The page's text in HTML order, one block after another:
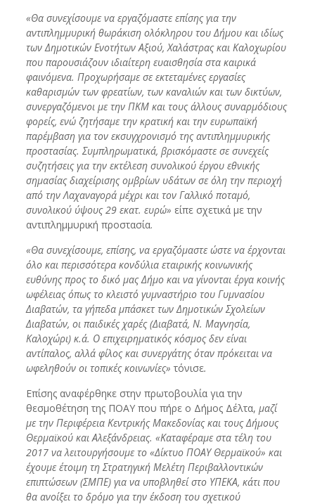
«Θα συνεχίσουμε να εργαζόμαστε επίσης για την
αντιπλημμυρική θωράκιση ολόκληρου του Δήμου και ιδίως
των Δημοτικών Ενοτήτων Αξιού, Χαλάστρας και Καλοχωρίου
που παρουσιάζουν ιδιαίτερη ευαισθησία στα καιρικά
φαινόμενα. Προχωρήσαμε σε εκτεταμένες εργασίες
καθαρισμών των φρεατίων, των καναλιών και των δικτύων,
συνεργαζόμενοι με την ΠΚΜ και τους άλλους συναρμόδιους
φορείς, ενώ ζητήσαμε την κρατική και την ευρωπαϊκή
παρέμβαση για τον εκσυγχρονισμό της αντιπλημμυρικής
προστασίας. Συμπληρωματικά, βρισκόμαστε σε συνεχείς
συζητήσεις για την εκτέλεση συνολικού έργου εθνικής
σημασίας διαχείρισης ομβρίων υδάτων σε όλη την περιοχή
από την Λαχαναγορά μέχρι και τον Γαλλικό ποταμό,
συνολικού ύψους 29 εκατ. ευρώ» είπε σχετικά με την
αντιπλημμυρική προστασία.
«Θα συνεχίσουμε, επίσης, να εργαζόμαστε ώστε να έρχονται
όλο και περισσότερα κονδύλια εταιρικής κοινωνικής
ευθύνης προς το δικό μας Δήμο και να γίνονται έργα κοινής
ωφέλειας όπως το κλειστό γυμναστήριο του Γυμνασίου
Διαβατών, τα γήπεδα μπάσκετ των Δημοτικών Σχολείων
Διαβατών, οι παιδικές χαρές (Διαβατά, Ν. Μαγνησία,
Καλοχώρι) κ.ά. Ο επιχειρηματικός κόσμος δεν είναι
αντίπαλος, αλλά φίλος και συνεργάτης όταν πρόκειται να
ωφεληθούν οι τοπικές κοινωνίες» τόνισε.
Επίσης αναφέρθηκε στην πρωτοβουλία για την
θεσμοθέτηση της ΠΟΑΥ που πήρε ο Δήμος Δέλτα, μαζί
με την Περιφέρεια Κεντρικής Μακεδονίας και τους Δήμους
Θερμαϊκού και Αλεξάνδρειας. «Καταφέραμε στα τέλη του
2017 να λειτουργήσουμε το «Δίκτυο ΠΟΑΥ Θερμαϊκού» και
έχουμε έτοιμη τη Στρατηγική Μελέτη Περιβαλλοντικών
επιπτώσεων (ΣΜΠΕ) για να υποβληθεί στο ΥΠΕΚΑ, κάτι που
θα ανοίξει το δρόμο για την έκδοση του σχετικού